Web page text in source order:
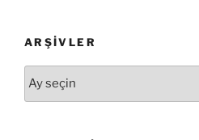
Eklentileri”
ARŞIVLER